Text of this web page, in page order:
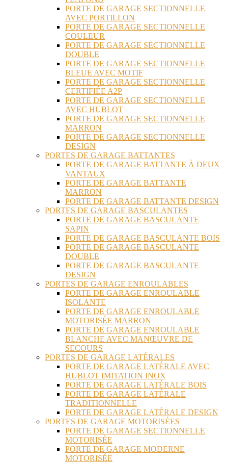
PORTE DE GARAGE SECTIONNELLE
AVEC PORTILLON
PORTE DE GARAGE SECTIONNELLE
COULEUR
PORTE DE GARAGE SECTIONNELLE
DOUBLE
PORTE DE GARAGE SECTIONNELLE
BLEUE AVEC MOTIF
PORTE DE GARAGE SECTIONNELLE
CERTIFIÉE A2P
PORTE DE GARAGE SECTIONNELLE
AVEC HUBLOT
PORTE DE GARAGE SECTIONNELLE
MARRON
PORTE DE GARAGE SECTIONNELLE
DESIGN
PORTES DE GARAGE BATTANTES
PORTE DE GARAGE BATTANTE À DEUX
VANTAUX
PORTE DE GARAGE BATTANTE
MARRON
PORTE DE GARAGE BATTANTE DESIGN
PORTES DE GARAGE BASCULANTES
PORTE DE GARAGE BASCULANTE
SAPIN
PORTE DE GARAGE BASCULANTE BOIS
PORTE DE GARAGE BASCULANTE
DOUBLE
PORTE DE GARAGE BASCULANTE
DESIGN
PORTES DE GARAGE ENROULABLES
PORTE DE GARAGE ENROULABLE
ISOLANTE
PORTE DE GARAGE ENROULABLE
MOTORISÉE MARRON
PORTE DE GARAGE ENROULABLE
BLANCHE AVEC MANŒUVRE DE
SECOURS
PORTES DE GARAGE LATÉRALES
PORTE DE GARAGE LATÉRALE AVEC
HUBLOT IMITATION INOX
PORTE DE GARAGE LATÉRALE BOIS
PORTE DE GARAGE LATÉRALE
TRADITIONNELLE
PORTE DE GARAGE LATÉRALE DESIGN
PORTES DE GARAGE MOTORISÉES
PORTE DE GARAGE SECTIONNELLE
MOTORISÉE
PORTE DE GARAGE MODERNE
MOTORISÉE